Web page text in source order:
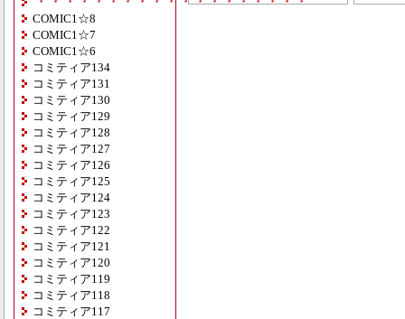
COMIC1☆8
COMIC1☆7
COMIC1☆6
コミティア134
コミティア131
コミティア130
コミティア129
コミティア128
コミティア127
コミティア126
コミティア125
コミティア124
コミティア123
コミティア122
コミティア121
コミティア120
コミティア119
コミティア118
コミティア117